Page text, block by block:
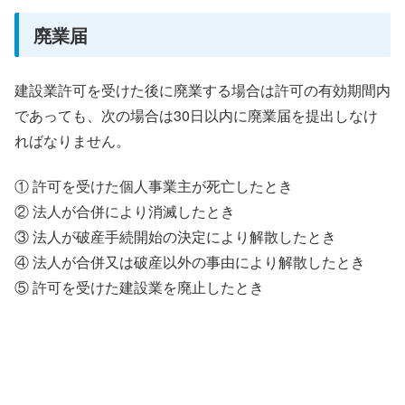
廃業届
建設業許可を受けた後に廃業する場合は許可の有効期間内
であっても、次の場合は30日以内に廃業届を提出しなけ
ればなりません。
① 許可を受けた個人事業主が死亡したとき
② 法人が合併により消滅したとき
③ 法人が破産手続開始の決定により解散したとき
④ 法人が合併又は破産以外の事由により解散したとき
⑤ 許可を受けた建設業を廃止したとき